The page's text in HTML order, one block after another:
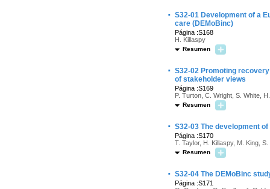
· S32-01 Development of a
care (DEMoBinc)
Página :S168
H. Killaspy
Resumen
· S32-02 Promoting
of stakeholder views
Página :S169
P. Turton, C. Wright, S. White,
Resumen
· S32-03 The development
Página :S170
T. Taylor, H. Killaspy, M. King, S.
Resumen
· S32-04 The DEMoBinc
Página :S171